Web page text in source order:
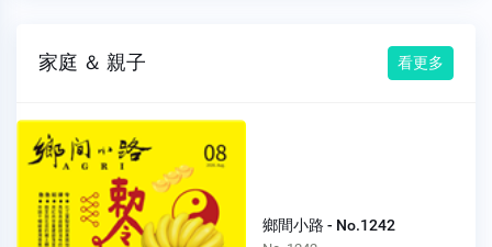
家庭 ＆ 親子 看更多
鄉間小路 - No.1242